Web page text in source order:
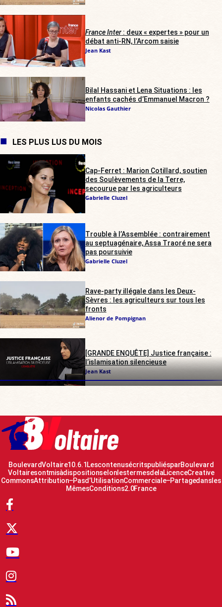
France Inter: deux « expertes » pour un
débat anti-RN, l’Arcom saisie
Jean Kast
Bilal Hassani et Lena Situations : les
enfants cachés d’Emmanuel Macron ?
Nicolas Gauthier
LES PLUS LUS DU MOIS
Cap-Ferret : Marion Cotillard, soutien
des Soulèvements de la Terre,
secourue par les agriculteurs
Gabrielle Cluzel
Trouble à l’Assemblée : contrairement
au septuagénaire, Assa Traoré ne sera
pas poursuivie
Gabrielle Cluzel
Rave-party illégale dans les Deux-
Sèvres : les agriculteurs sur tous les
fronts
Alienor de Pompignan
[GRANDE ENQUÊTE] Justice française :
l’islamisation silencieuse
Jean Kast
Boulevard Voltaire 10.6.1 Les contenus écrits publiés par Boulevard
Voltaire sont mis à disposition selon les termes de la Licence Creative
Commons Attribution – Pas d’Utilisation Commerciale – Partage dans les
Mêmes Conditions 2.0 France